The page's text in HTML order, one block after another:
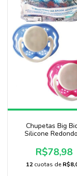
Chupetas Big
Silicone
R$78,98
12 cuotas de